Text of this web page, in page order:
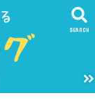
SEARCH